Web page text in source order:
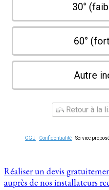
30°
60°
Autre
Retour à la
CGU - Confidentialité- Service
Réaliser un devis
auprès de nos installateurs